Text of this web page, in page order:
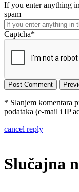
If you enter anything
spam
Captcha*
* Slanjem komentara
podataka (e-mail i IP
cancel reply
Slučajna